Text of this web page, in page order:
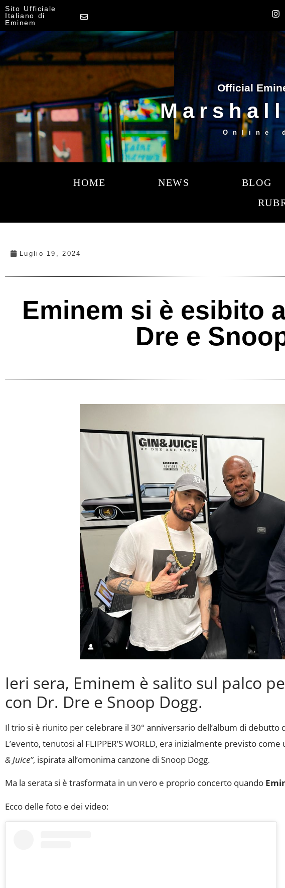
Sito Ufficiale
Italiano di
Eminem
Official
Online
HOME NEWS BLOG
Luglio 19, 2024
Eminem si è esibito
Dre e
Ieri sera, Eminem è salito sul palco
con Dr. Dre e Snoop Dogg.
Il trio si è riunito per celebrare il 30° anniversario dell’album di debutto
L’evento, tenutosi al FLIPPER’S WORLD, era inizialmente previsto
& Juice”, ispirata all’omonima canzone di Snoop Dogg.
Ma la serata si è trasformata in un vero e proprio concerto quando
Ecco delle foto e dei video: